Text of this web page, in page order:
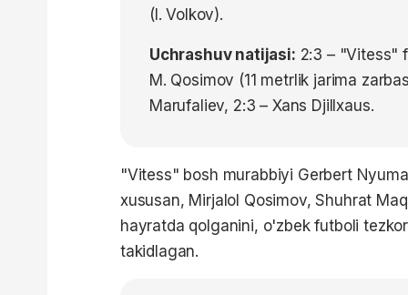
(I. Volkov).
Uchrashuv natijasi: 2:3 – "Vitess"
M. Qosimov (11 metrlik jarima
Marufaliev, 2:3 – Xans Djillxaus.
"Vitess" bosh murabbiyi Gerbert
xususan, Mirjalol Qosimov, Shuhrat
hayratda qolganini, o'zbek futboli
takidlagan.